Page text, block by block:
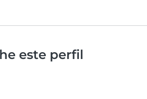
este perfil